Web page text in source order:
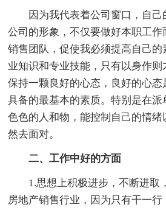
因为我代表着公司窗口，自
公司的形象，不仅要做好本职工
销售团队，促使我必须提高自己
业知识和专业技能，只有以身作
保持一颗良好的心态，良好的心
具备的最基本的素质。特别是在
色色的人和物，能控制自己的情绪
然去面对。
二、工作中好的方面
1.思想上积极进步，不断进取
房地产销售行业，因为只有干一